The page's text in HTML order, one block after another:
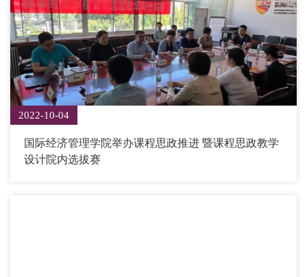
2022-10-04
国际经济管理学院举办课程思政推进 暨课程思政教学
设计院内选拔赛